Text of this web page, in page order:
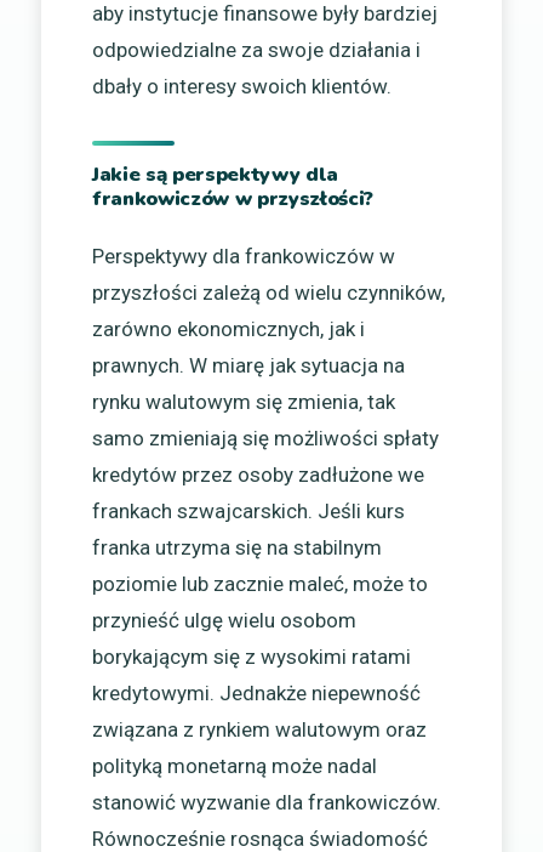
aby instytucje finansowe były bardziej
odpowiedzialne za swoje działania i
dbały o interesy swoich klientów.
Jakie są perspektywy dla
frankowiczów w przyszłości?
Perspektywy dla frankowiczów w
przyszłości zależą od wielu czynników,
zarówno ekonomicznych, jak i
prawnych. W miarę jak sytuacja na
rynku walutowym się zmienia, tak
samo zmieniają się możliwości spłaty
kredytów przez osoby zadłużone we
frankach szwajcarskich. Jeśli kurs
franka utrzyma się na stabilnym
poziomie lub zacznie maleć, może to
przynieść ulgę wielu osobom
borykającym się z wysokimi ratami
kredytowymi. Jednakże niepewność
związana z rynkiem walutowym oraz
polityką monetarną może nadal
stanowić wyzwanie dla frankowiczów.
Równocześnie rosnąca świadomość